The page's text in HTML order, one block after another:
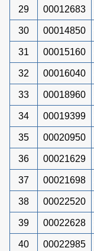
29 00012683
30 00014850
31 00015160
32 00016040
33 00018960
34 00019399
35 00020950
36 00021629
37 00021698
38 00022520
39 00022628
40 00022985